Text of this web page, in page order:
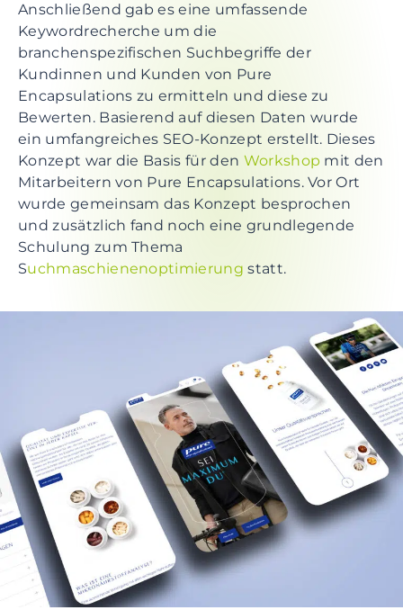
Anschließend gab es eine umfassende
Keywordrecherche um die
branchenspezifischen Suchbegriffe der
Kundinnen und Kunden von Pure
Encapsulations zu ermitteln und diese zu
Bewerten. Basierend auf diesen Daten wurde
ein umfangreiches SEO-Konzept erstellt. Dieses
Konzept war die Basis für den Workshop mit den
Mitarbeitern von Pure Encapsulations. Vor Ort
wurde gemeinsam das Konzept besprochen
und zusätzlich fand noch eine grundlegende
Schulung zum Thema
Suchmaschienenoptimierung statt.